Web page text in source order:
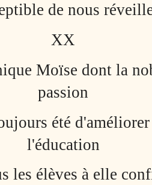
de nous
XX
Moïse dont la
passion
été d'améliorer
l'éducation
les élèves à elle